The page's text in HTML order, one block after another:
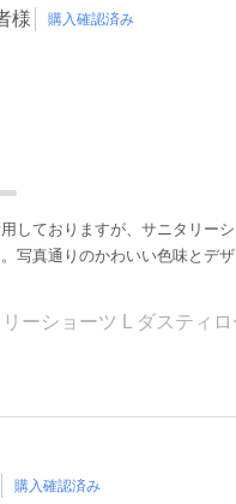
様 購入確認済み
しておりますが、サニタリー
写真通りのかわいい色味とデ
ーショーツ L ダスティ
購入確認済み